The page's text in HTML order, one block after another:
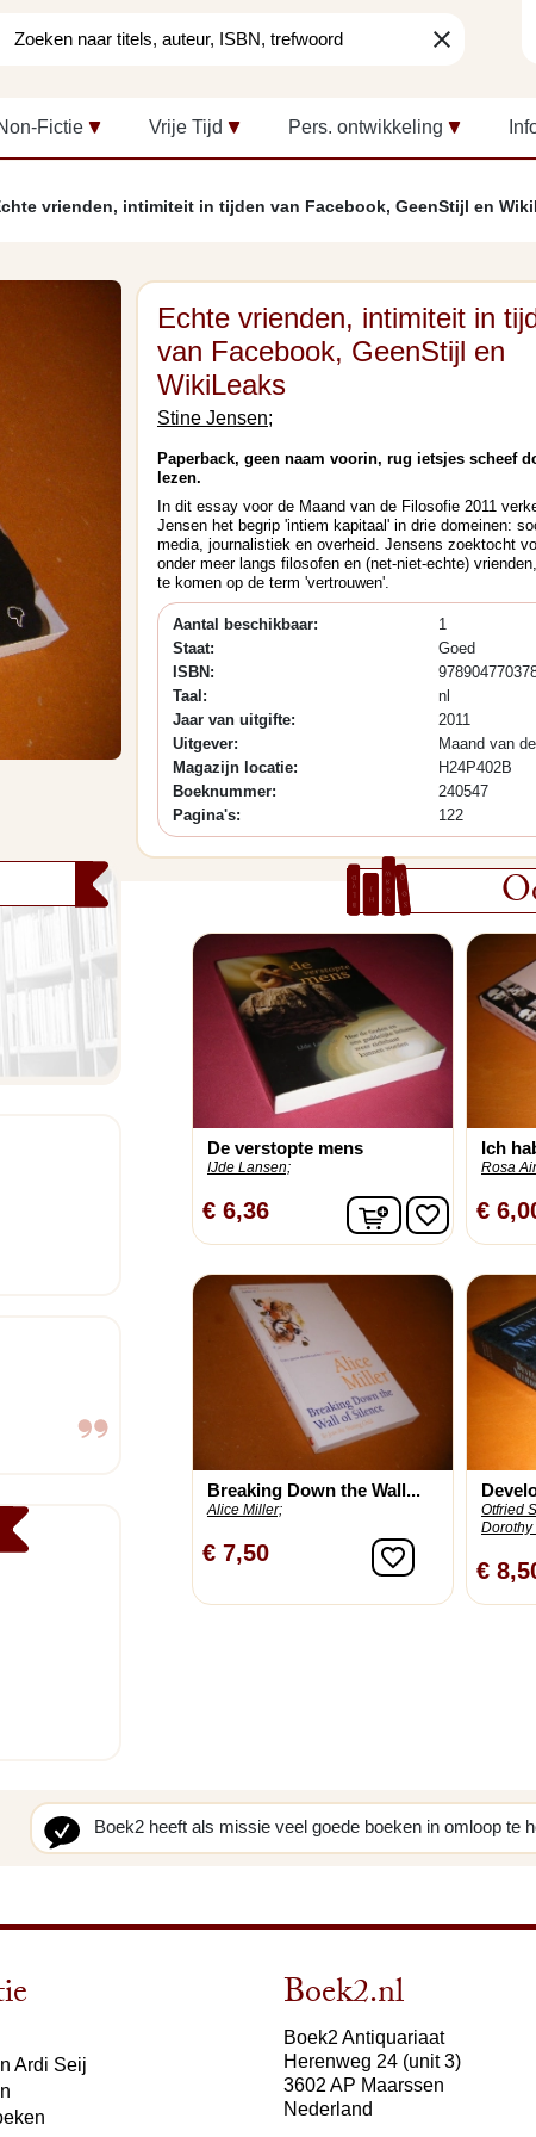
clear
Fictie Vrije Tijd Pers. ontwikkeling
vrienden, intimiteit in tijden van Facebook, GeenStijl en
Echte vrienden, intimiteit in
van Facebook, GeenStijl en
WikiLeaks
Stine Jensen;
Paperback, geen naam voorin, rug ietsjes scheef
lezen.
In dit essay voor de Maand van de Filosofie 2011
Jensen het begrip 'intiem kapitaal' in drie domeinen:
media, journalistiek en overheid. Jensens zoektocht
onder meer langs filosofen en (net-niet-echte)
te komen op de term 'vertrouwen'.
Aantal beschikbaar:
1
Staat:
Goed
ISBN:
Taal:
nl
Jaar van uitgifte:
2011
Uitgever:
Maand van
Magazijn locatie:
H24P402B
Boeknummer:
240547
Pagina's:
122
De verstopte mens
IJde Lansen;
€ 6,36 In winkelwagen
favorite_border
Ich
Rosa
€
Breaking Down the Wall...
Alice Miller;
€ 7,50 favorite_border
Otfried
Dorothy
€
Boek2 heeft als missie veel goede boeken in omloop te
Ardi Seij
Boek2.nl
Boek2 Antiquariaat
Herenweg 24 (unit 3)
3602 AP Maarssen
Nederland